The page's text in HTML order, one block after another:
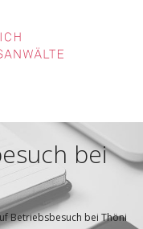
bei
Betriebsbesuch bei Thöni